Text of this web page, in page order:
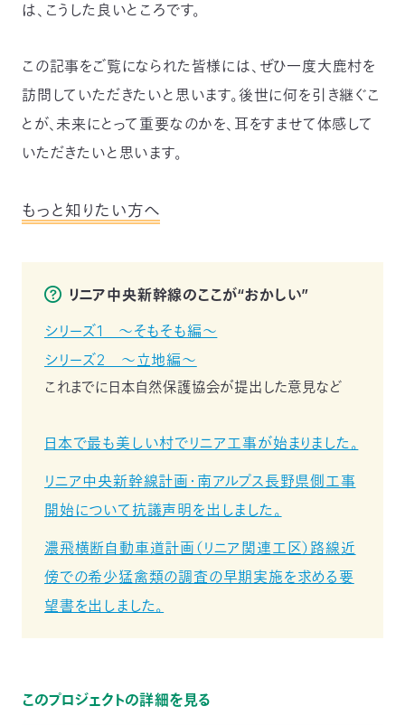
は、こうした良いところです。
この記事をご覧になられた皆様には、ぜひ一度大鹿村を
訪問していただきたいと思います。後世に何を引き継ぐこ
とが、未来にとって重要なのかを、耳をすませて体感して
いただきたいと思います。
もっと知りたい方へ
リニア中央新幹線のここが“おかしい”
シリーズ1 ～そもそも編～
シリーズ2 ～立地編～
これまでに日本自然保護協会が提出した意見など
日本で最も美しい村でリニア工事が始まりました。
リニア中央新幹線計画・南アルプス長野県側工事
開始について抗議声明を出しました。
濃飛横断自動車道計画（リニア関連工区）路線近
傍での希少猛禽類の調査の早期実施を求める要
望書を出しました。
このプロジェクトの詳細を見る